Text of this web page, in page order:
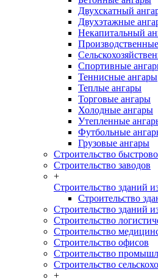
Двухскатный
Двухэтажные
Некапитальный
Спортивные
Теннисные ангары
Теплые ангары
Торговые ангары
Холодные ангары
Утепленные
Футбольные
Грузовые ангары
Строительство
Строительство заводов
+
Строительство зданий
Строительство
Строительство зданий
Строительство
Строительство
Строительство офисов
Строительство
Строительство
+